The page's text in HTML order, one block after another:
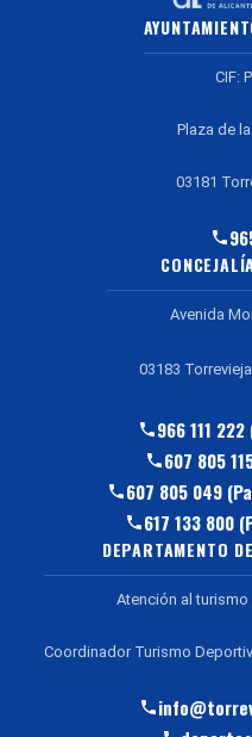
CIF:
Plaza de
03181
Avenida
03183
966 111
607 805
607 805 049
617 133 800
DEPARTAMENTO
Atención al turismo
Coordinador Turismo